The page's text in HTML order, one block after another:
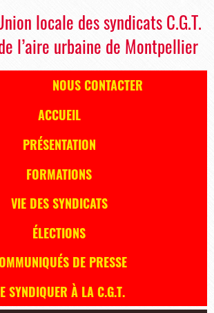
locale des syndicats C.G.T.
l’aire urbaine de Montpellier
NOUS CONTACTER
ACCUEIL
PRÉSENTATION
FORMATIONS
VIE DES SYNDICATS
ÉLECTIONS
DE PRESSE
SYNDIQUER À LA C.G.T.